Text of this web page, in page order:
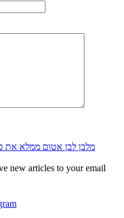
new articles to your email